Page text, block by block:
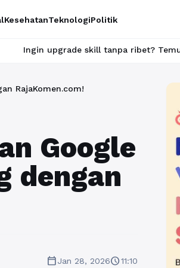
KesehatanTeknologiPolitik
skill tanpa ribet? Temukan kelas seru
RajaKomen.com!
Google
dengan
calendar_todayJan 28, 2026schedule11:10